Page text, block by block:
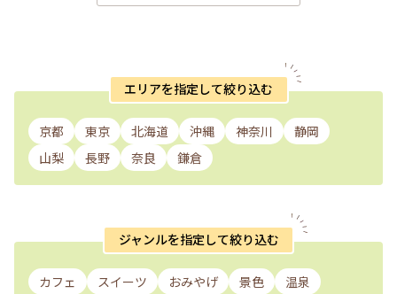
エリアを指定して絞り込む
京都 東京 北海道 沖縄 神奈川
静岡
山梨
長野 奈良 鎌倉
ジャンルを指定して絞り込む
カフェ スイーツ おみやげ 景色 温泉